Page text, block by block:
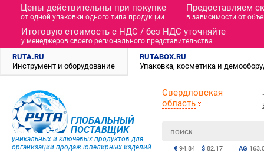
Цены действительны при покупке
от одной упаковки одного типа продукции
Предоставляем
в зависимости от
Итоговую стоимость c НДС / без НДС уточняйте
у менеджеров своего регионального представительства
RUTA.RU
Инструмент и оборудование
RUTABOX.RU
Упаковка, косметика и
ГЛОБАЛЬНЫЙ
ПОСТАВЩИК
уникальных и ключевых продуктов для
организации продаж ювелирных изделий
AG
€ 94.84 $ 82.17
Свердловская
область